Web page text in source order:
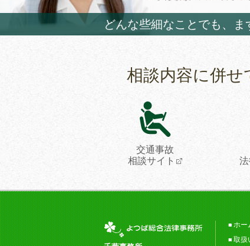
どんな些細なことでも、ま
相談内容に併
交通事故
相談サイト
ホー
取扱